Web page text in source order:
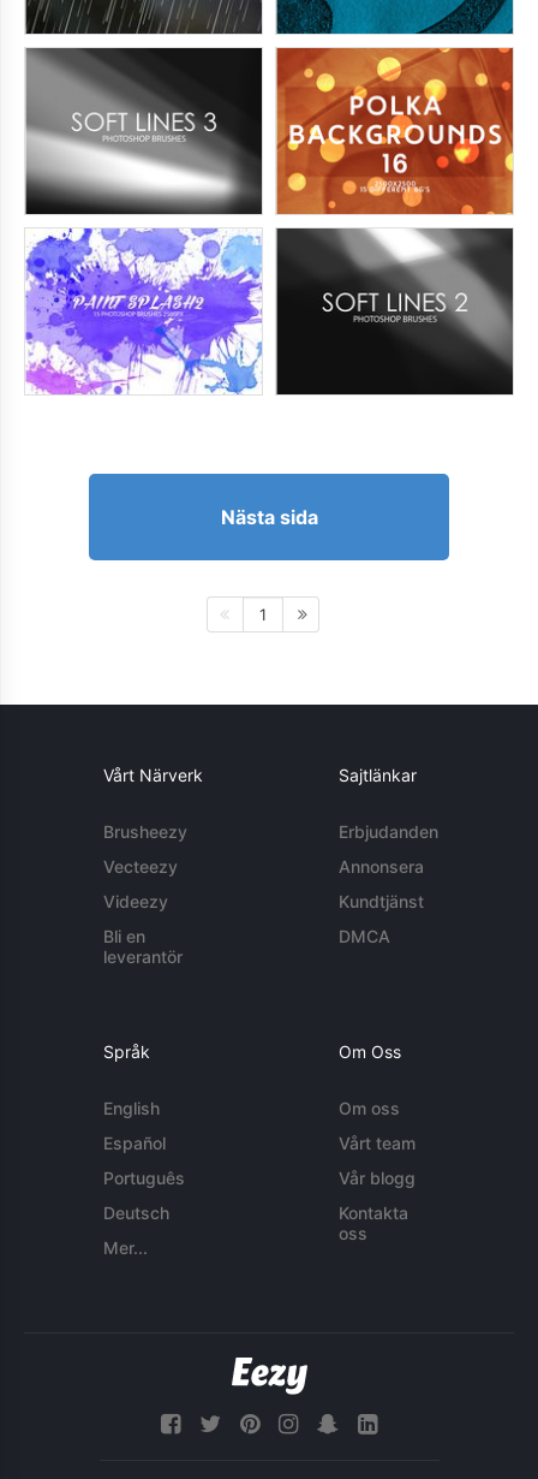
Nästa sida
1
Vårt Närverk
Brusheezy
Vecteezy
Videezy
Bli en
leverantör
Sajtlänkar
Erbjudanden
Annonsera
Kundtjänst
DMCA
Språk
English
Español
Português
Deutsch
Mer...
Om Oss
Om oss
Vårt team
Vår blogg
Kontakta
oss